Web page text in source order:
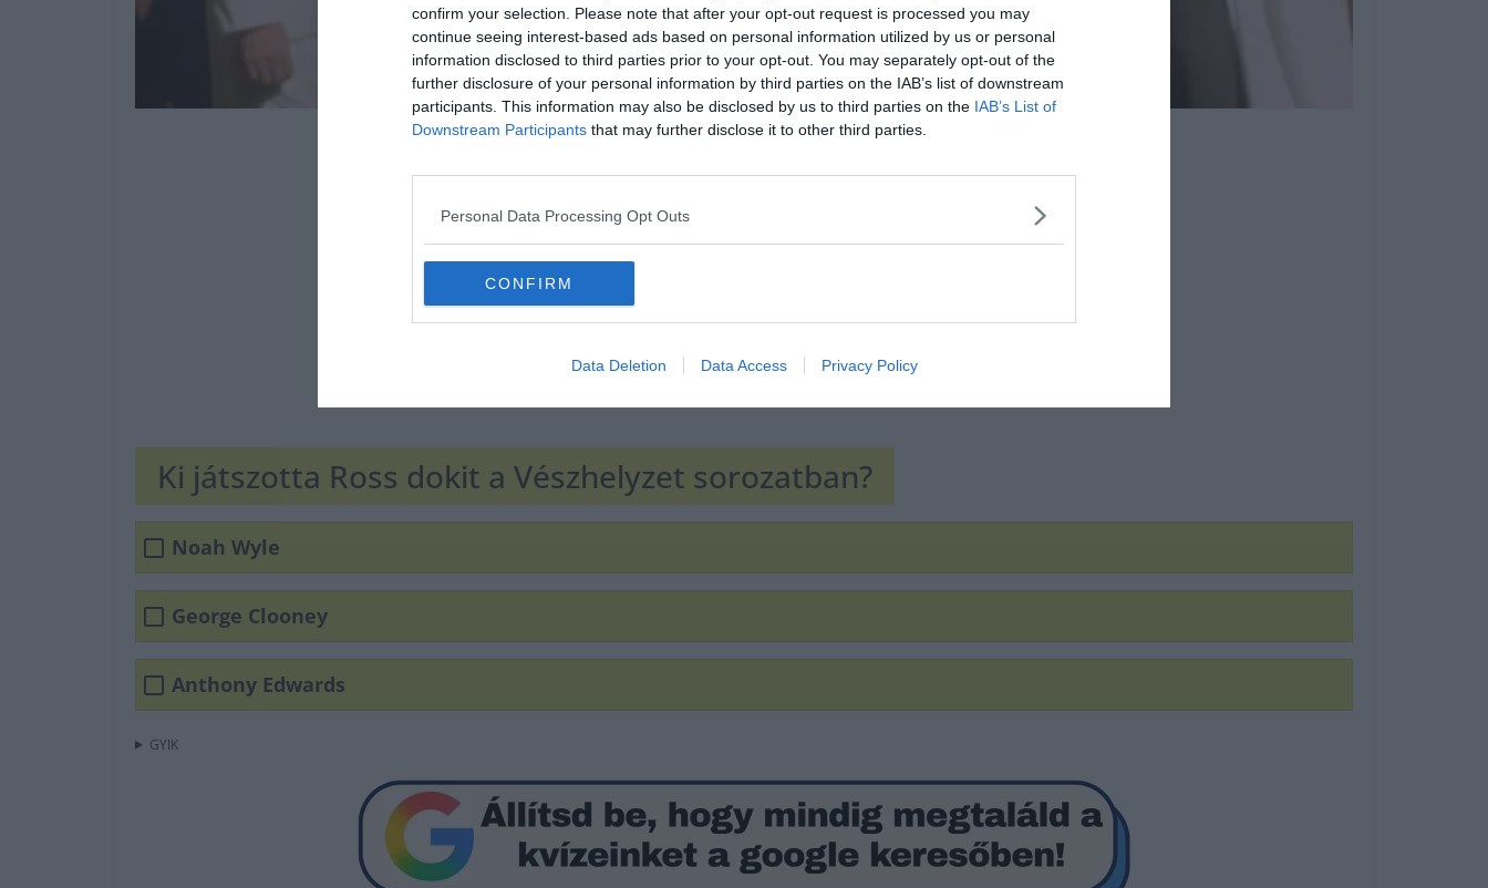
confirm your selection. Please note that after your opt-out request is processed you may
continue seeing interest-based ads based on personal information utilized by us or personal
information disclosed to third parties prior to your opt-out. You may separately opt-out of the
further disclosure of your personal information by third parties on the IAB’s list of downstream
participants. This information may also be disclosed by us to third parties on the IAB’s List of
Downstream Participants that may further disclose it to other third parties.
Personal Data Processing Opt Outs
CONFIRM
Data Deletion Data Access Privacy Policy
Hirdetés
Ki játszotta Ross dokit a Vészhelyzet sorozatban?
Noah Wyle
George Clooney
Anthony Edwards
GYIK